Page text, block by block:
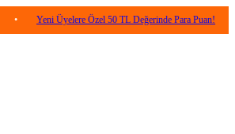
Yeni Üyelere Özel 50 TL Değerinde Para Puan! •